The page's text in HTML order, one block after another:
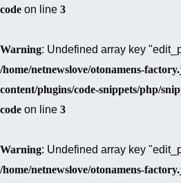
code on line 3
Warning: Undefined array key
/home/netnewslove/otonamens-
content/plugins/code-snippets/php/
code on line 3
Warning: Undefined array key
/home/netnewslove/otonamens-